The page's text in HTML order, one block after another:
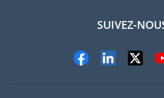
Experts
SUIVEZ-